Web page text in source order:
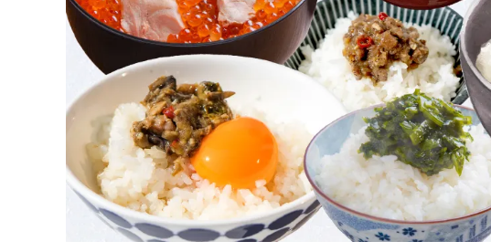
炙り 燻り
「至極の一杯」宮城飯の素 石巻金華
（茶漬け、釜めし、カレー）
ご飯・お供 常温品
包装紙可能商品